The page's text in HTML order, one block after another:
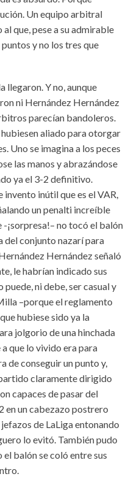
Un equipo arbitral
que, pese a su admirable
y no los tres que
llegaron. Y no, aunque
ni Hernández Hernández
parecían bandoleros.
aliado para otorgar
Uno se imagina a los peces
las manos y abrazándose
ya el 3-2 definitivo.
invento inútil que es el VAR,
un penalti increíble
-¡sorpresa!– no tocó el balón
del conjunto nazarí para
Hernández señaló
le habrían indicado sus
ni debe, ser casual y
–porque el reglamento
hubiese sido ya la
jolgorio de una hinchada
que lo vivido era para
de conseguir un punto y,
claramente dirigido
capaces de pasar del
en un cabezazo postrero
de LaLiga entonando
lo evitó. También pudo
balón se coló entre sus